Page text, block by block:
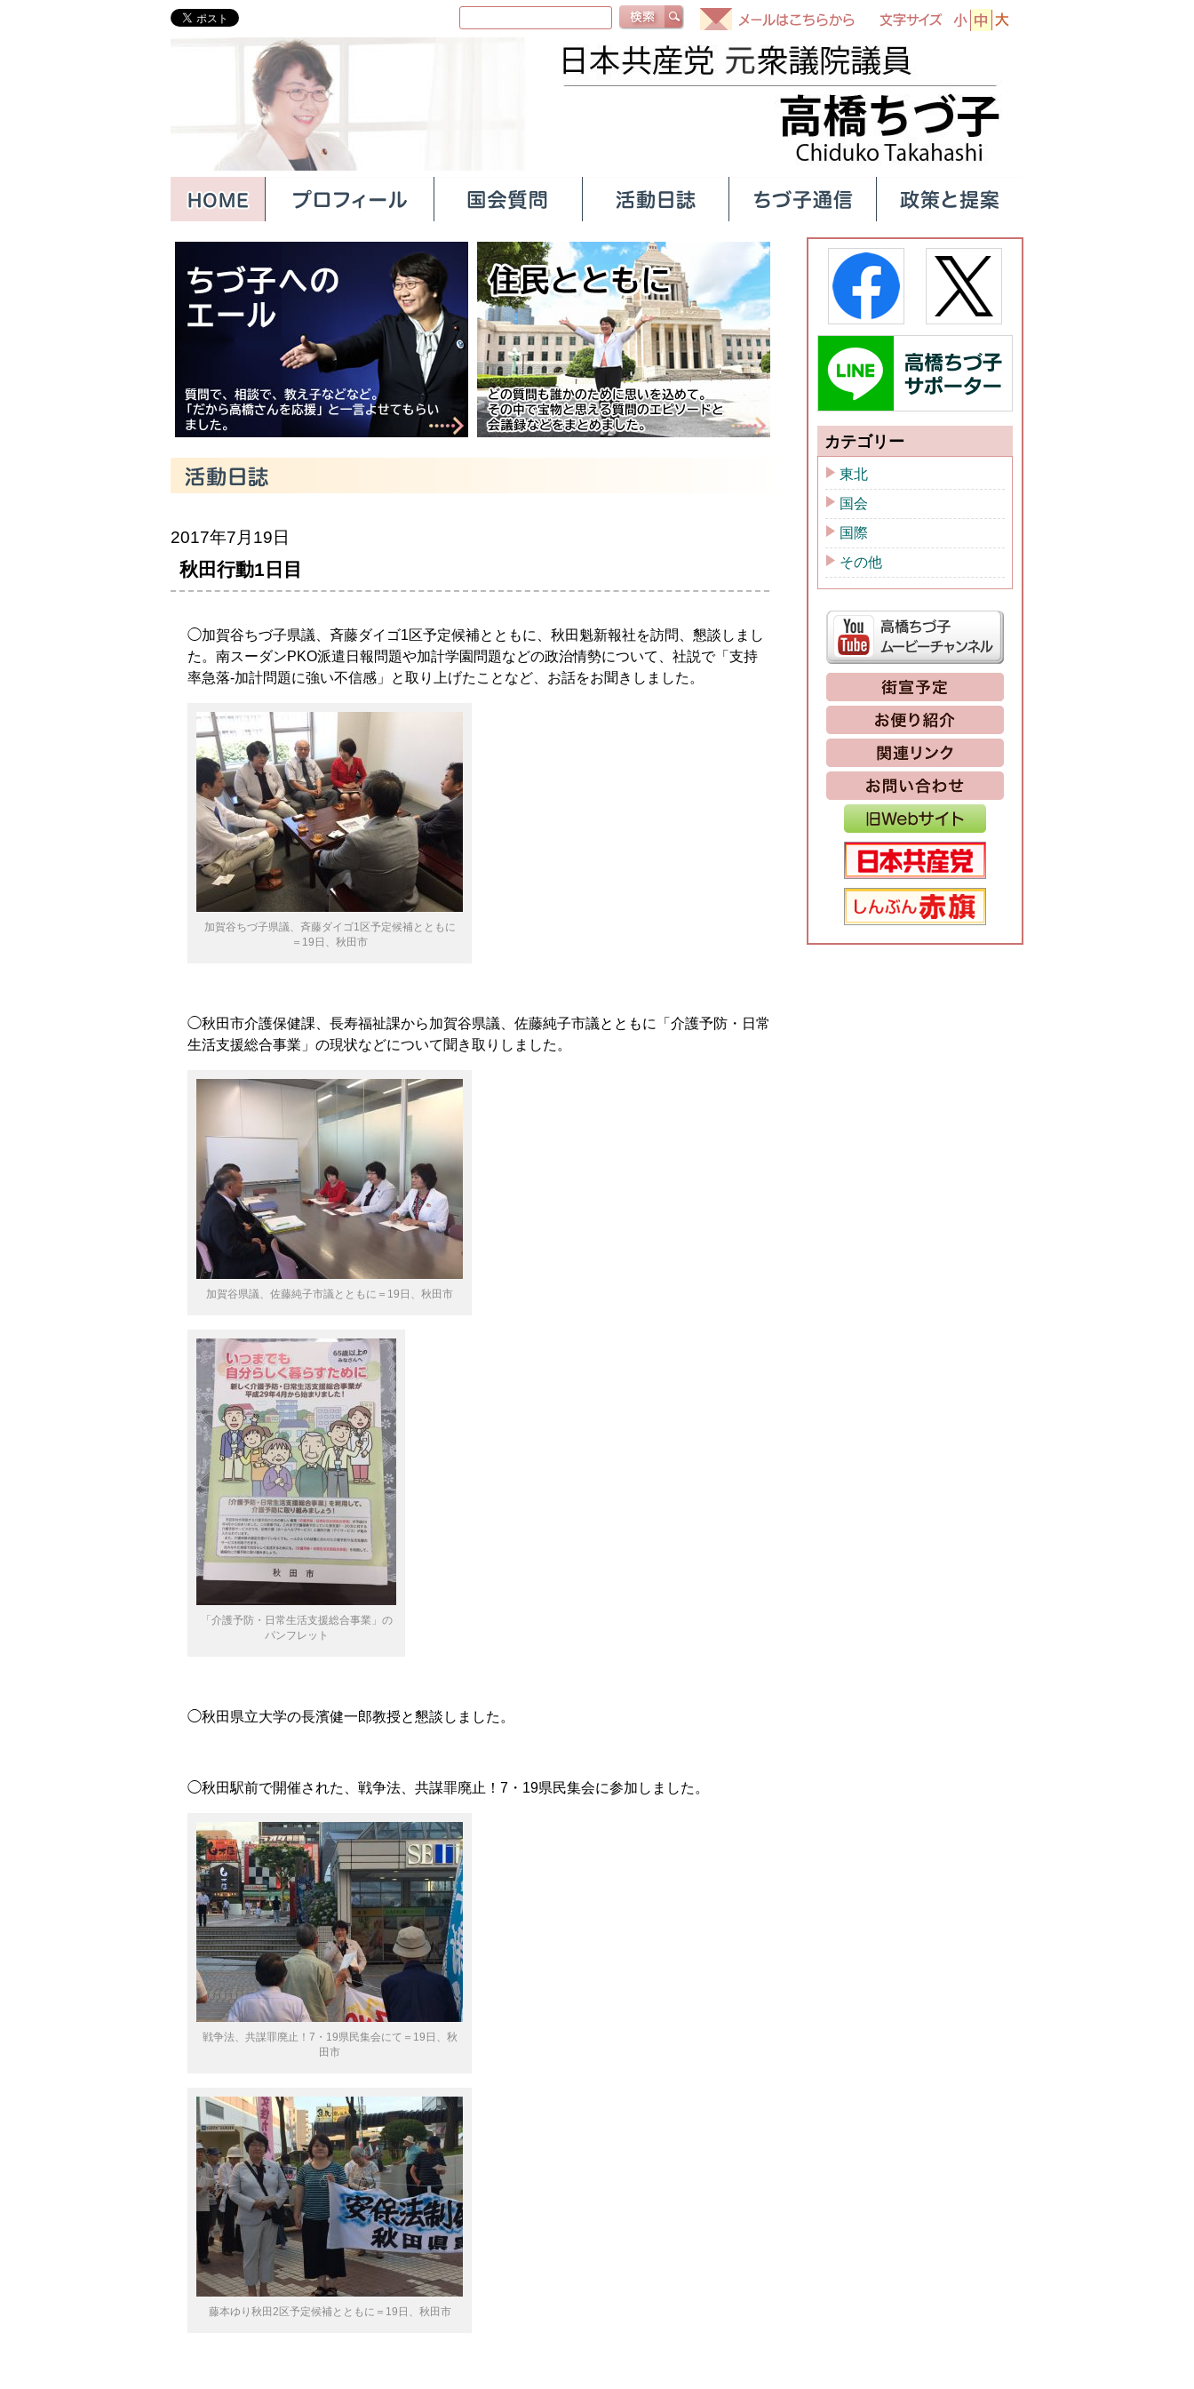
2017年7月19日
秋田行動1日目
◯加賀谷ちづ子県議、斉藤ダイゴ1区予定候補とともに、秋田魁新報社を訪問、懇談しまし
た。南スーダンPKO派遣日報問題や加計学園問題などの政治情勢について、社説で「支持
率急落-加計問題に強い不信感」と取り上げたことなど、お話をお聞きしました。
加賀谷ちづ子県議、斉藤ダイゴ1区予定候補とともに
＝19日、秋田市
◯秋田市介護保健課、長寿福祉課から加賀谷県議、佐藤純子市議とともに「介護予防・日常
生活支援総合事業」の現状などについて聞き取りしました。
加賀谷県議、佐藤純子市議とともに＝19日、秋田市
「介護予防・日常生活支援総合事業」の
パンフレット
◯秋田県立大学の長濱健一郎教授と懇談しました。
◯秋田駅前で開催された、戦争法、共謀罪廃止！7・19県民集会に参加しました。
戦争法、共謀罪廃止！7・19県民集会にて＝19日、秋
田市
藤本ゆり秋田2区予定候補とともに＝19日、秋田市
カテゴリー
東北
国会
国際
その他